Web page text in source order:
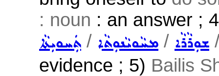
: noun : an answer ;
ܬܲܚܘܝܼܬܵܐ / ܡܚܵܘܝܵܢܘܼܬܵܐ / ܫܘܼܪܵܪܵܐ
evidence ; 5) Bailis